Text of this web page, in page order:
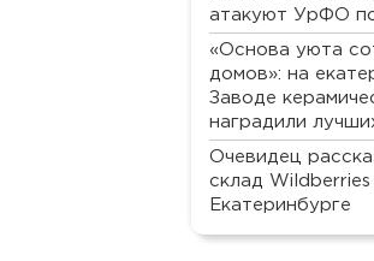
атакуют УрФО
«Основа уюта
домов»: на
Заводе
наградили
Очевидец
склад Wildberries
Екатеринбурге